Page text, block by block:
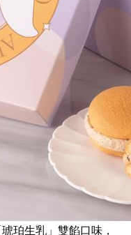
珀生乳」雙餡口味，